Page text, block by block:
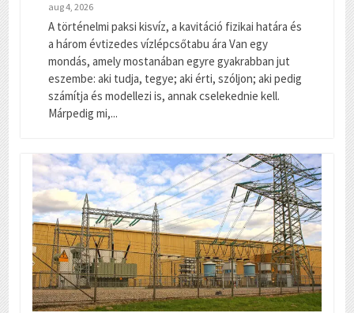
aug 4, 2026
A történelmi paksi kisvíz, a kavitáció fizikai határa és
a három évtizedes vízlépcsőtabu ára Van egy
mondás, amely mostanában egyre gyakrabban jut
eszembe: aki tudja, tegye; aki érti, szóljon; aki pedig
számítja és modellezi is, annak cselekednie kell.
Márpedig mi,...